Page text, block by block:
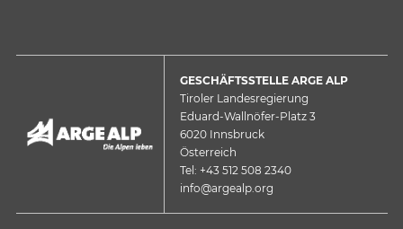
GESCHÄFTSSTELLE ARGE ALP
Tiroler Landesregierung
Eduard-Wallnöfer-Platz 3
6020 Innsbruck
Österreich
Tel: +43 512 508 2340
info@argealp.org